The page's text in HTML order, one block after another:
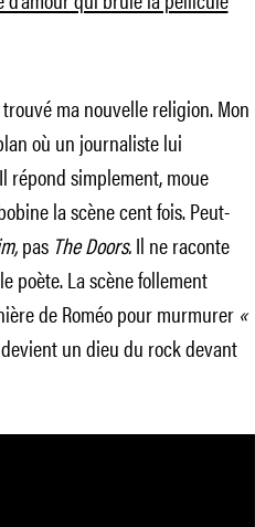
ma nouvelle religion. Mon
où un journaliste lui
répond simplement, moue
la scène cent fois. Peut-
pas The Doors.Il ne raconte
poète. La scène follement
de Roméo pour murmurer «
un dieu du rock devant